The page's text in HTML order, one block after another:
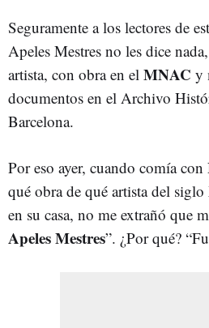
Seguramente a los lectores de
Apeles Mestres no les dice
artista, con obra en el MNAC y
documentos en el Archivo
Barcelona.
Por eso ayer, cuando comía
qué obra de qué artista del
en su casa, no me extrañó que
Apeles Mestres”. ¿Por qué?